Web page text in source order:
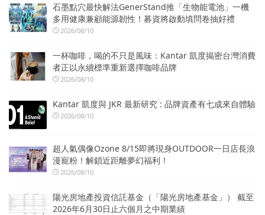
石墨點穴最快解法GenerStand推「生物能電池」一機
多用健康兼顧能源韌性！募資將啟動填問卷抽好禮
2026/08/10
一杯咖啡，喝的不只是風味：Kantar 凱度揭密台灣消費
者正以永續標準重新選擇咖啡品牌
2026/08/10
Kantar 凱度與 JKR 最新研究 : 品牌資產有七成來自體驗
2026/08/10
超人氣偶像Ozone 8/15即將現身OUTDOOR一日店長浪
漫寵粉！解鎖近距離夢幻福利！
2026/08/10
陽光房地產投資信託基金（「陽光房地產基金」） 截至
2026年6月30日止六個月之中期業績